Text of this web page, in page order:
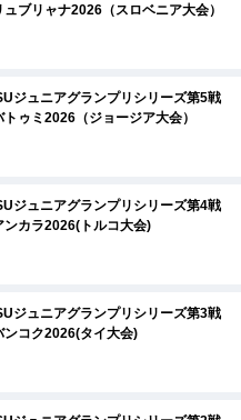
ュブリャナ2026（スロベニア大会）
ジュニアグランプリシリーズ第5戦
トゥミ2026（ジョージア大会）
ジュニアグランプリシリーズ第4戦
ンカラ2026(トルコ大会)
ジュニアグランプリシリーズ第3戦
ンコク2026(タイ大会)